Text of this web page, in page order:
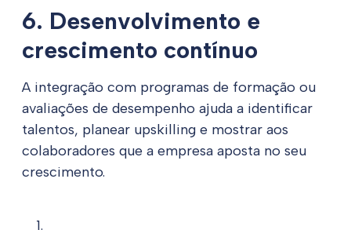
6. Desenvolvimento e
crescimento contínuo
A integração com programas de formação ou
avaliações de desempenho ajuda a identificar
talentos, planear upskilling e mostrar aos
colaboradores que a empresa aposta no seu
crescimento.